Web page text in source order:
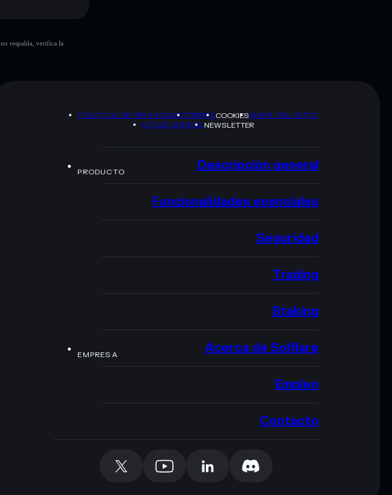
respalda, verifica la
POLÍTICA DE PRIVACIDADTERMSCOOKIESMAPA DEL SITIO
KIT DE MARCANEWSLETTER
PRODUCTO Descripción general
Funcionalidades esenciales
Seguridad
Trading
Staking
EMPRESA Acerca de Solflare
Empleo
Contacto